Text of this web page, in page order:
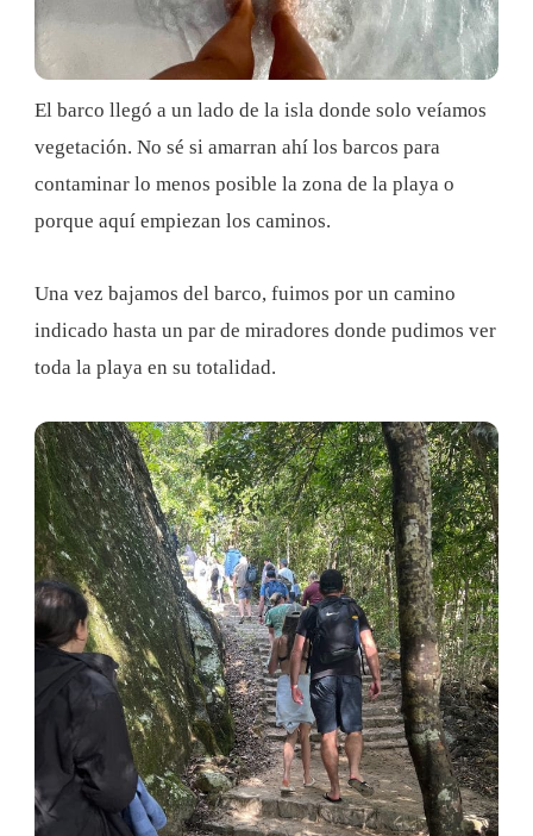
El barco llegó a un lado de la isla donde solo veíamos
vegetación. No sé si amarran ahí los barcos para
contaminar lo menos posible la zona de la playa o
porque aquí empiezan los caminos.
Una vez bajamos del barco, fuimos por un camino
indicado hasta un par de miradores donde pudimos ver
toda la playa en su totalidad.